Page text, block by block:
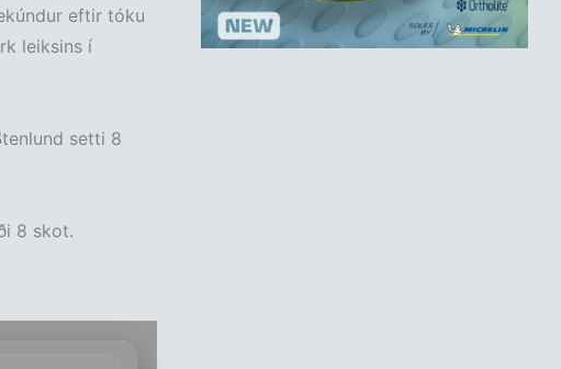
eftir tóku
leiksins í
setti 8
8 skot.